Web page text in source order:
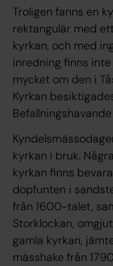
Troligen fanns en
rektangulär med
kyrkan, och med
inredning finns
mycket om den i
Kyrkan
kyrkan i bruk.
kyrkan finns
dopfunten i
från 1600-talet,
Storklockan,
gamla kyrkan,
mässhake från